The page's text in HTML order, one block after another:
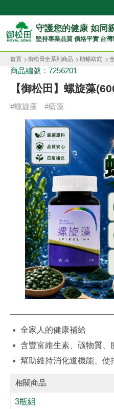
御
松
田
健
康
ROYAL
SONG
守護您的健康 如同
堅持專業品質 價格平實 台灣
首頁 御松田全系列商品 順暢窈窕
商品編號：7256201
【御松田】螺旋藻
#螺旋藻 #藍藻
全家人的健康補給
含豐富維生素、礦物質、
幫助維持消化道機能、使
相關商品
3瓶組